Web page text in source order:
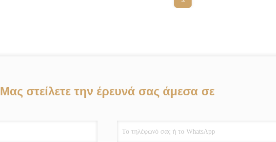
Μας στείλετε την έρευνά σας άμεσα σε